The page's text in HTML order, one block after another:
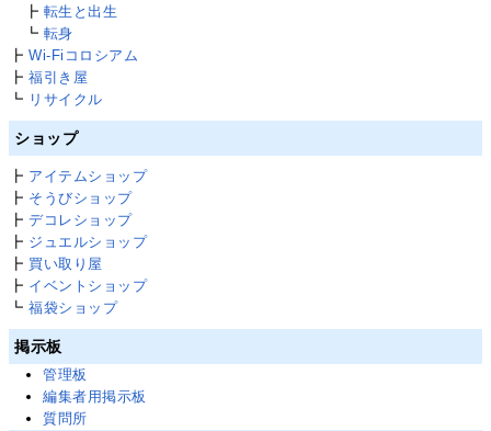
┣ 転生と出生
┗ 転身
┣Wi-Fiコロシアム
┣福引き屋
┗ リサイクル
ショップ
┣ アイテムショップ
┣ そうびショップ
┣デコレショップ
┣ ジュエルショップ
┣ 買い取り屋
┣ イベントショップ
┗福袋ショップ
掲示板
管理板
編集者用掲示板
質問所